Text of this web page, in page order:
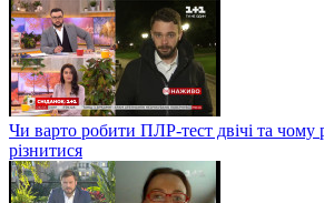
Чи варто робити ПЛР-тест двічі та чому
різнитися